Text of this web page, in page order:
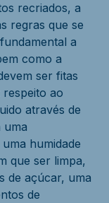
recriados, a
regras que se
a
como a
ser fitas
ao
através de
uma
humidade
que ser limpa,
de açúcar, uma
de